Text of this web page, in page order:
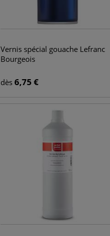
Vernis spécial gouache Lefranc
Bourgeois
dès 6,75 €